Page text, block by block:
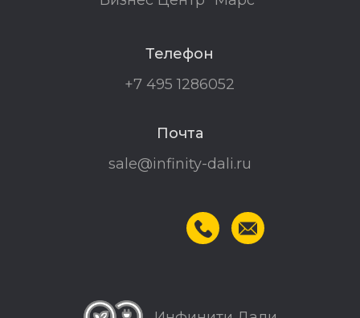
Телефон
+7 495 1286052
Почта
sale@infinity-dali.ru